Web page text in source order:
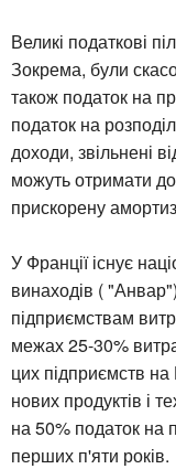
Великі податкові
Зокрема, були
також податок на
податок на
доходи, звільнені
можуть отримати
прискорену
У Франції існує
винаходів (
підприємствам
межах 25-30%
цих підприємств
нових продуктів і
на 50% податок на
перших п'яти років.